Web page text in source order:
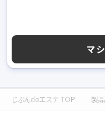
マ
じぶんdeエステ TOP 製